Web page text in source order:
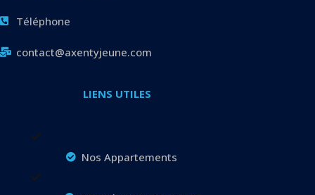
Téléphone
contact@axentyjeune.com
LIENS UTILES
Nos Appartements